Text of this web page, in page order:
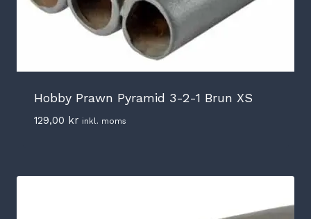
Hobby Prawn Pyramid 3-2-1 Brun XS
129,00 kr inkl. moms